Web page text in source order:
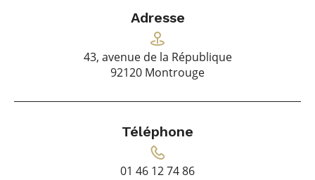
Adresse
43, avenue de la République
92120 Montrouge
Téléphone
01 46 12 74 86